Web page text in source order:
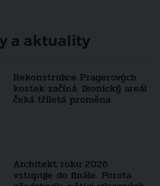
a aktuality
Rekonstrukce Pragerových
kostek začíná. Ikonický areál
čeká tříletá proměna
Architekt roku 2026
vstupuje do finále. Porota